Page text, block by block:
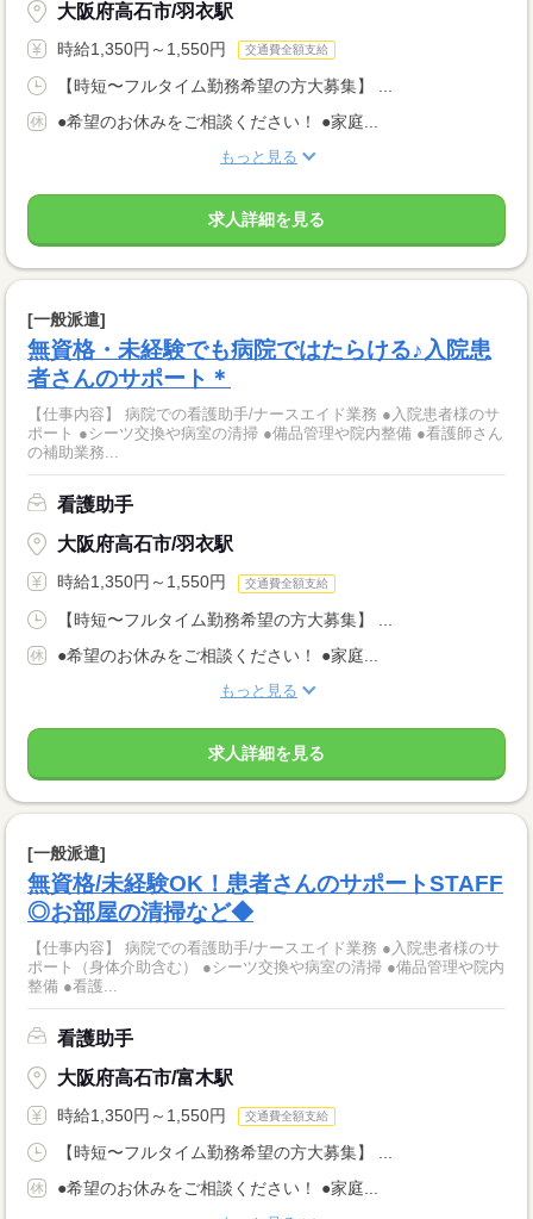
大阪府高石市/羽衣駅
時給1,350円～1,550円 交通費全額支給
【時短〜フルタイム勤務希望の方大募集】 ...
●希望のお休みをご相談ください！ ●家庭...
もっと見る
求人詳細を見る
[一般派遣]
無資格・未経験でも病院ではたらける♪入院患
者さんのサポート＊
【仕事内容】 病院での看護助手/ナースエイド業務 ●入院患者様のサ
ポート ●シーツ交換や病室の清掃 ●備品管理や院内整備 ●看護師さん
の補助業務...
看護助手
大阪府高石市/羽衣駅
時給1,350円～1,550円 交通費全額支給
【時短〜フルタイム勤務希望の方大募集】 ...
●希望のお休みをご相談ください！ ●家庭...
もっと見る
求人詳細を見る
[一般派遣]
無資格/未経験OK！患者さんのサポートSTAFF
◎お部屋の清掃など◆
【仕事内容】 病院での看護助手/ナースエイド業務 ●入院患者様のサ
ポート（身体介助含む） ●シーツ交換や病室の清掃 ●備品管理や院内
整備 ●看護...
看護助手
大阪府高石市/富木駅
時給1,350円～1,550円 交通費全額支給
【時短〜フルタイム勤務希望の方大募集】 ...
●希望のお休みをご相談ください！ ●家庭...